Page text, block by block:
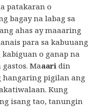
patakaran o
bagay na labag sa
ahas ay maaaring
para sa kabuuang
o ganap na
Maaari din
hangaring pigilan ang
Kung
isang tao, tanungin